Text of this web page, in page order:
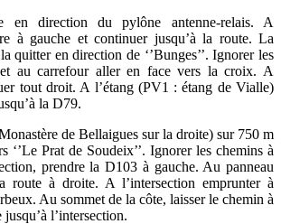
direction du pylône antenne-relais. A
à gauche et continuer jusqu’à la route. La
quitter en direction de ‘’Bunges’’. Ignorer les
et au carrefour aller en face vers la croix. A
tout droit. A l’étang (PV1 : étang de Vialle)
la D79.
de Bellaigues sur la droite) sur 750 m
‘’Le Prat de Soudeix’’. Ignorer les chemins à
prendre la D103 à gauche. Au panneau
route à droite. A l’intersection emprunter à
Au sommet de la côte, laisser le chemin à
l’intersection.